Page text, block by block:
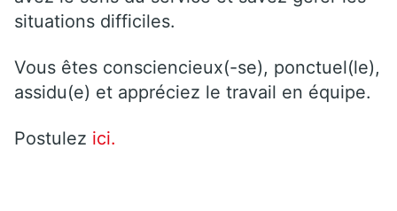
situations difficiles.
Vous êtes consciencieux(-se), ponctuel(le),
assidu(e) et appréciez le travail en équipe.
Postulez ici.